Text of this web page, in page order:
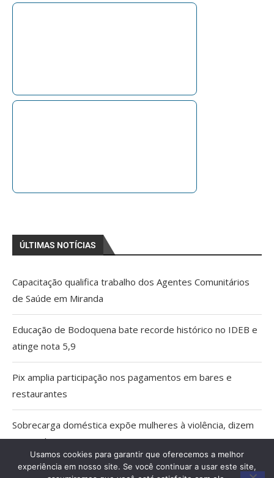
ÚLTIMAS NOTÍCIAS
Capacitação qualifica trabalho dos Agentes Comunitários
de Saúde em Miranda
Educação de Bodoquena bate recorde histórico no IDEB e
atinge nota 5,9
Pix amplia participação nos pagamentos em bares e
restaurantes
Sobrecarga doméstica expõe mulheres à violência, dizem
especialistas
MPMS cria unidade para atuar em crimes ambientais e
Usamos cookies para garantir que oferecemos a melhor
experiência em nosso site. Se você continuar a usar este site,